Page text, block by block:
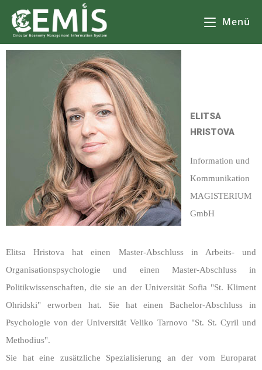
Menü
ELITSA
HRISTOVA
Information und
Kommunikation
MAGISTERIUM
GmbH
Elitsa Hristova hat einen Master-Abschluss in Arbeits- und
Organisationspsychologie und einen Master-Abschluss in
Politikwissenschaften, die sie an der Universität Sofia "St. Kliment
Ohridski" erworben hat. Sie hat einen Bachelor-Abschluss in
Psychologie von der Universität Veliko Tarnovo "St. St. Cyril und
Methodius".
Sie hat eine zusätzliche Spezialisierung an der vom Europarat